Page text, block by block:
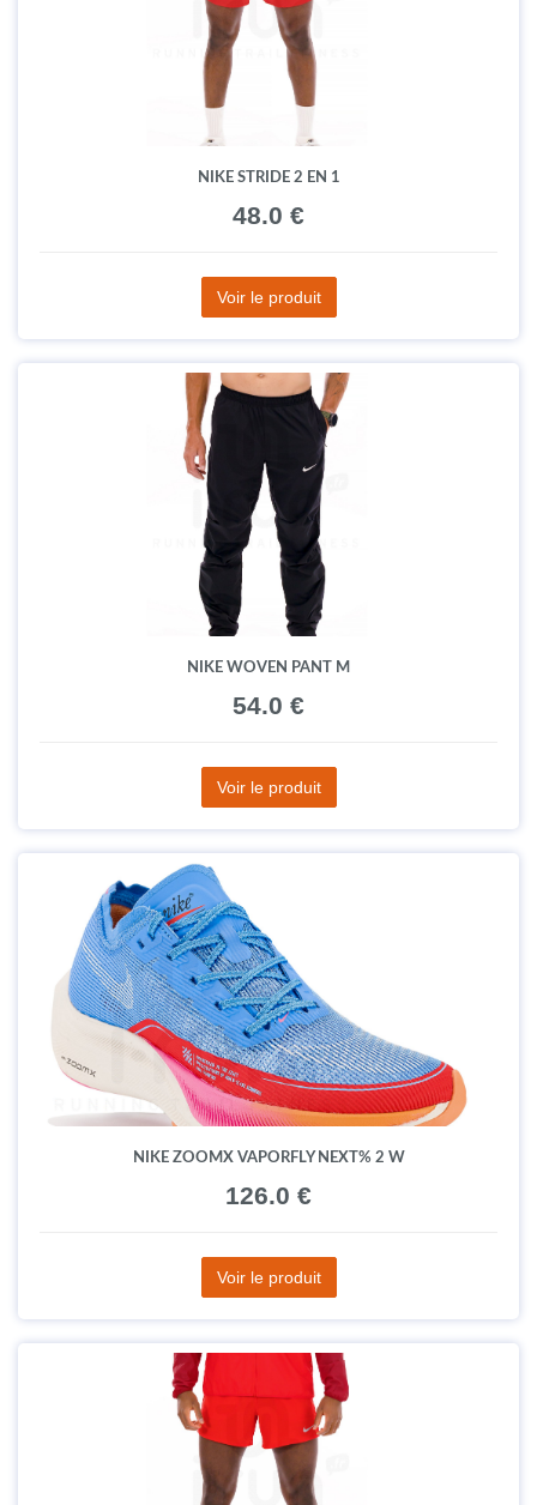
NIKE STRIDE 2 EN 1
48.0 €
Voir le produit
NIKE WOVEN PANT M
54.0 €
Voir le produit
NIKE ZOOMX VAPORFLY NEXT% 2 W
126.0 €
Voir le produit